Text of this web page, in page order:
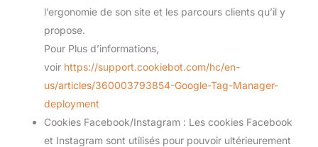
l’ergonomie de son site et les parcours clients qu’il y
propose.
Pour Plus d’informations,
voir https://support.cookiebot.com/hc/en-
us/articles/360003793854-Google-Tag-Manager-
deployment
Cookies Facebook/Instagram : Les cookies Facebook
et Instagram sont utilisés pour pouvoir ultérieurement